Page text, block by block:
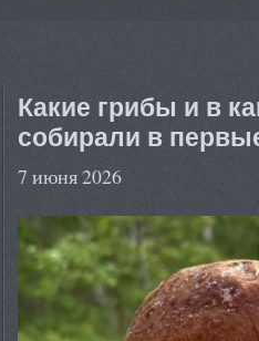
Какие грибы и в
собирали в
7 июня 2026